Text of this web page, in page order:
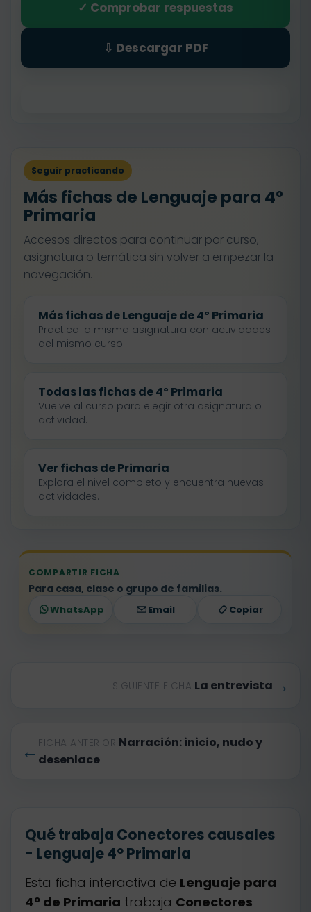
✓ Comprobar respuestas
⇩ Descargar PDF
Seguir practicando
Más fichas de Lenguaje para 4º
Primaria
Accesos directos para continuar por curso,
asignatura o temática sin volver a empezar la
navegación.
Más fichas de Lenguaje de 4º Primaria
Practica la misma asignatura con actividades
del mismo curso.
Todas las fichas de 4º Primaria
Vuelve al curso para elegir otra asignatura o
actividad.
Ver fichas de Primaria
Explora el nivel completo y encuentra nuevas
actividades.
COMPARTIR FICHA
Para casa, clase o grupo de familias.
WhatsApp Email Copiar
← FICHA ANTERIOR Narración: inicio, nudo y
desenlace
SIGUIENTE FICHA La entrevista →
Qué trabaja Conectores causales
- Lenguaje 4º Primaria
Esta ficha interactiva de Lenguaje para
4º de Primaria trabaja Conectores